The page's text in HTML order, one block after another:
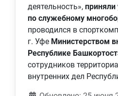
деятельность», приняли
по служебному
проводился в
г. Уфе Министерством
Республике
сотрудников
внутренних дел